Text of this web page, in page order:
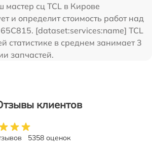
мастер сц TCL в Кирове
и определит стоимость работ над
[dataset:services:name] TCL
статистике в среднем занимает 3
запчастей.
клиентов
5358 оценок